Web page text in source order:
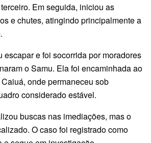
Em seguida, iniciou as
e chutes, atingindo principalmente a
escapar e foi socorrida por moradores
o Samu. Ela foi encaminhada ao
onde permaneceu sob
considerado estável.
buscas nas imediações, mas o
O caso foi registrado como